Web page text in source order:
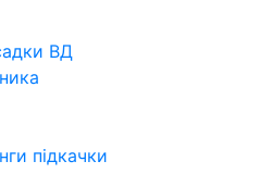
ВД
підкачки